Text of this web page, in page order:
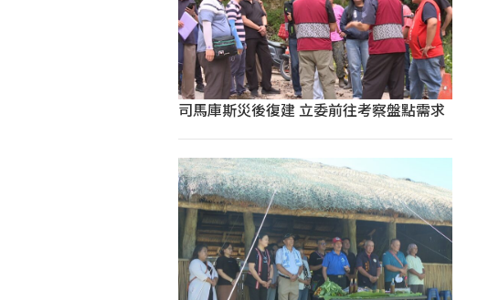
司馬庫斯災後復建 立委前往考察盤點需求